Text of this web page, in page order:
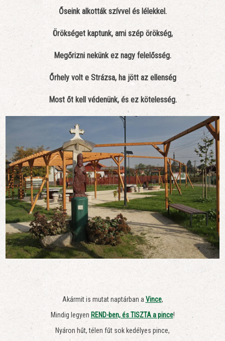
Őseink alkották szívvel és lélekkel.
Örökséget kaptunk, ami szép örökség,
Megőrizni nekünk ez nagy felelősség.
Őrhely volt e Strázsa, ha jött az ellenség
Most őt kell védenünk, és ez kötelesség.
Akármit is mutat naptárban a Vince,
Mindig legyen REND-ben, és TISZTA a pince!
Nyáron hűt, télen fűt sok kedélyes pince,